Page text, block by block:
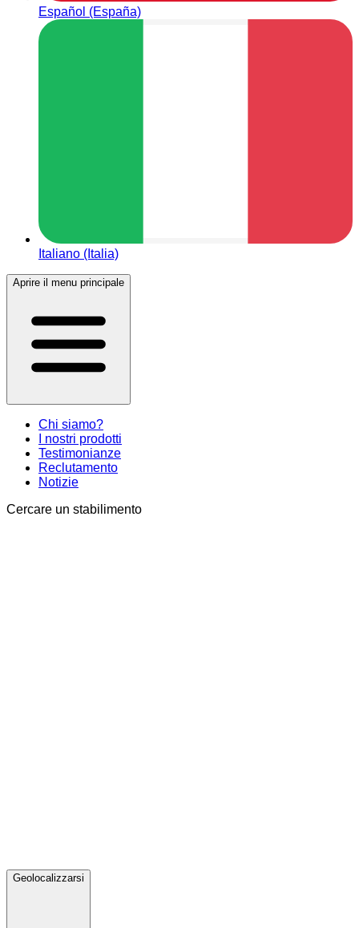
Español (España)
Italiano (Italia)
Aprire il menu principale
Chi siamo?
I nostri prodotti
Testimonianze
Reclutamento
Notizie
Cercare un stabilimento
Geolocalizzarsi